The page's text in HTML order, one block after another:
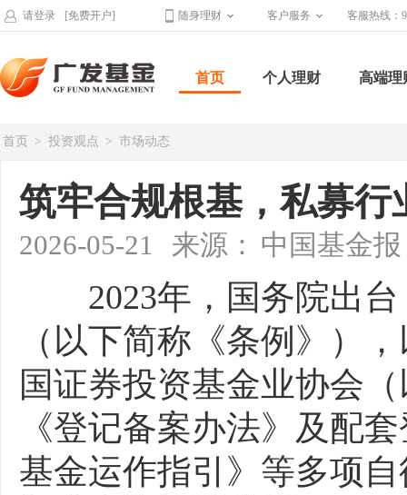
请登录 [免费开户] 随身理财 客户服务 客服热线：
首页 个人理财 高端理
首页 > 投资观点 > 市场动态
筑牢合规根基，私募
2026-05-21 来源： 中国基金报
2023年，国务院出台
（以下简称《条例》）
国证券投资基金业协会
《登记备案办法》及配
基金运作指引》等多项